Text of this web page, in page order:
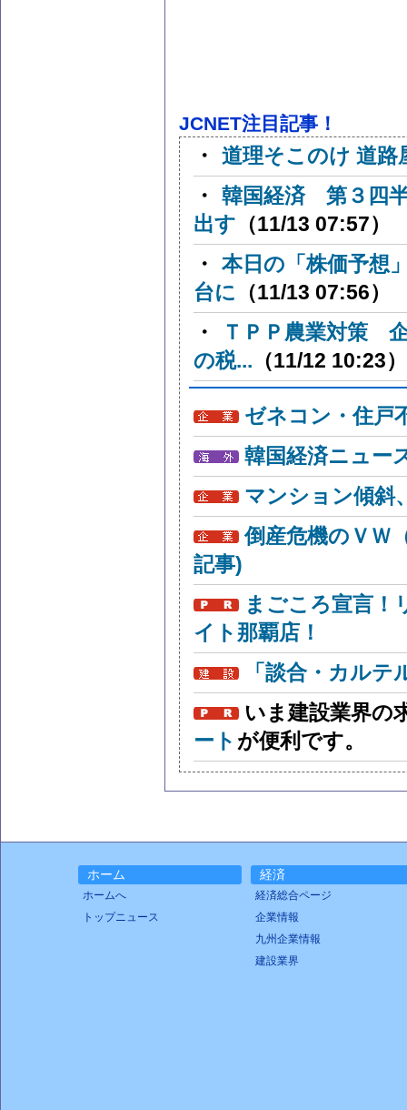
JCNET注目記事！
・ 道理そこのけ 道
・ 韓国経済 第３四
出す （11/13 07:57）
・ 本日の「株価予
台に （11/13 07:56）
・
ＴＰＰ農業対策
の税... （11/12 10:23）
ゼネコン・住戸
韓国経済ニュー
マンション傾斜
倒産危機のＶＷ
記事)
まごころ宣言！
イト那覇店！
「談合・カル
いま建設業界の
ート が便利です。
ホーム
ホームへ
トップニュース
経済
経済総合ページ
企業情報
九州企業情報
建設業界